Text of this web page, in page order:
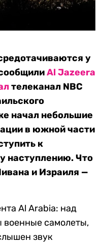
у
Al Jazeera
телеканал NBC
начал небольшие
в южной части
к
наступлению. Что
и Израиля —
Al Arabia: над
самолеты,
звук